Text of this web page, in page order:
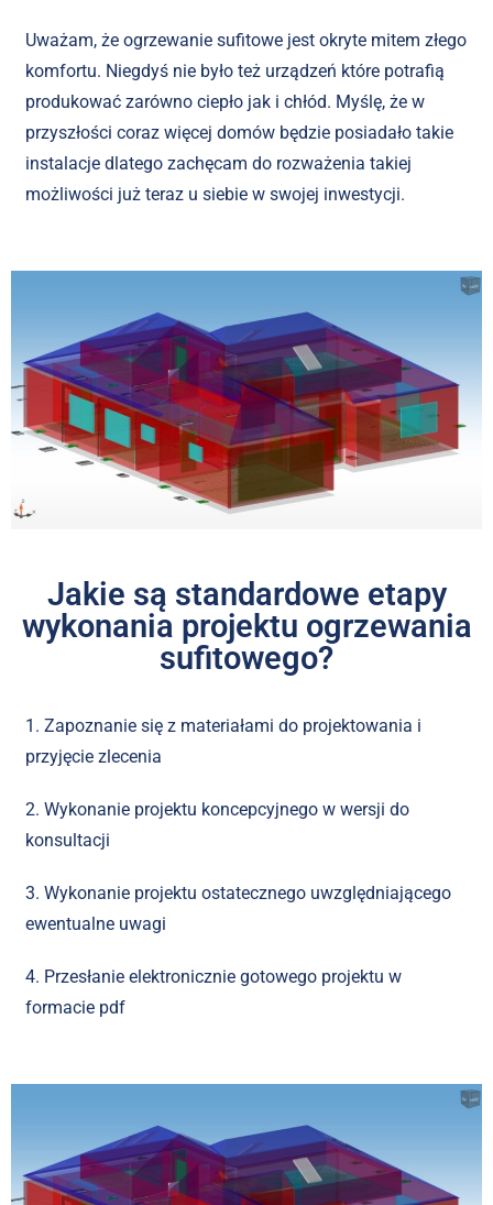
Uważam, że ogrzewanie sufitowe jest okryte mitem złego
komfortu. Niegdyś nie było też urządzeń które potrafią
produkować zarówno ciepło jak i chłód. Myślę, że w
przyszłości coraz więcej domów będzie posiadało takie
instalacje dlatego zachęcam do rozważenia takiej
możliwości już teraz u siebie w swojej inwestycji.
Jakie są standardowe etapy
wykonania projektu ogrzewania
sufitowego?
1. Zapoznanie się z materiałami do projektowania i
przyjęcie zlecenia
2. Wykonanie projektu koncepcyjnego w wersji do
konsultacji
3. Wykonanie projektu ostatecznego uwzględniającego
ewentualne uwagi
4. Przesłanie elektronicznie gotowego projektu w
formacie pdf